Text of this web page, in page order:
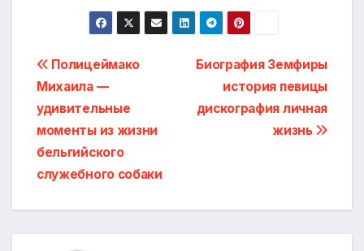
Навигация
по
записям
Биография Земфиры
история певицы
дискография личная
жизнь
Полицеймако
Михаила —
удивительные
моменты из жизни
бельгийского
служебного собаки